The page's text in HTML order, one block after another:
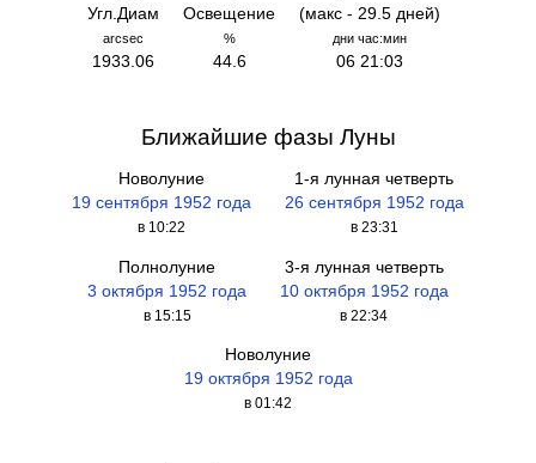
Угл.Диам
arcsec
1933.06
Освещение
%
44.6
(макс - 29.5 дней)
дни час:мин
06 21:03
Ближайшие фазы Луны
Новолуние
19 сентября 1952 года
в 10:22
1-я лунная четверть
26 сентября 1952 года
в 23:31
Полнолуние
3 октября 1952 года
в 15:15
3-я лунная четверть
10 октября 1952 года
в 22:34
Новолуние
19 октября 1952 года
в 01:42